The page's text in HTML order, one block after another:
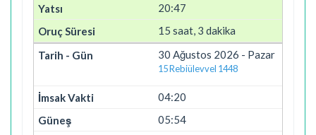
20:47
15 saat, 3 dakika
30 Ağustos 2026 - Pazar
15 Rebiülevvel 1448
04:20
05:54